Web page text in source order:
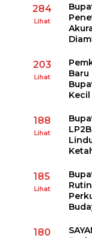
284
Lihat
203
Lihat
Kecil
188
Lihat
185
Lihat
180